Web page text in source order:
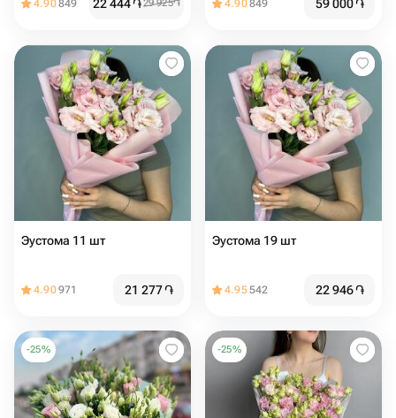
4.90849 22 444֏29 925֏ 4.90849 59 000֏
Эустома 11 шт
4.90971 21 277֏
Эустома 19 шт
4.95542 22 946֏
-25% -25%